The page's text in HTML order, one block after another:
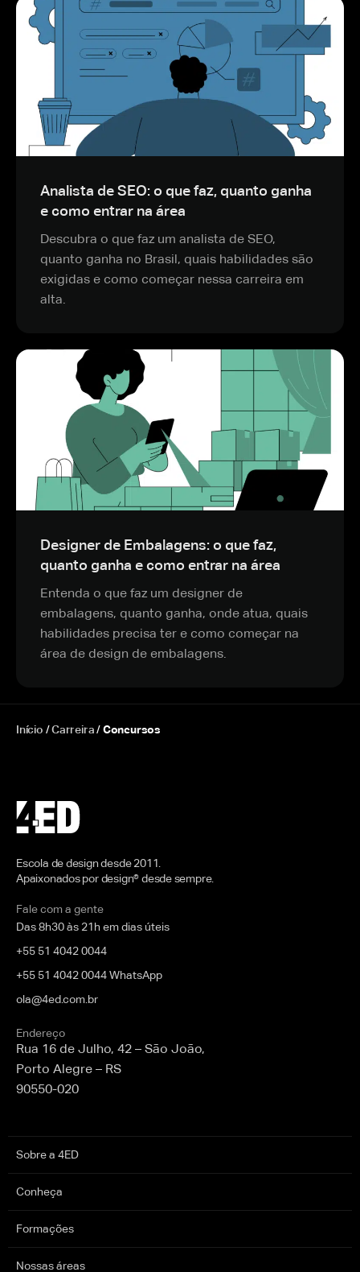
Analista de SEO: o que faz, quanto ganha
e como entrar na área
Descubra o que faz um analista de SEO,
quanto ganha no Brasil, quais habilidades são
exigidas e como começar nessa carreira em
alta.
Designer de Embalagens: o que faz,
quanto ganha e como entrar na área
Entenda o que faz um designer de
embalagens, quanto ganha, onde atua, quais
habilidades precisa ter e como começar na
área de design de embalagens.
Início /Carreira/Concursos
Escola de design desde 2011.
Apaixonados por design® desde sempre.
Fale com a gente
Das 8h30 às 21h em dias úteis
+55 51 4042 0044
+55 51 4042 0044 WhatsApp
ola@4ed.com.br
Endereço
Rua 16 de Julho, 42 – São João,
Porto Alegre – RS
90550-020
Sobre a 4ED
Conheça
Formações
Nossas áreas